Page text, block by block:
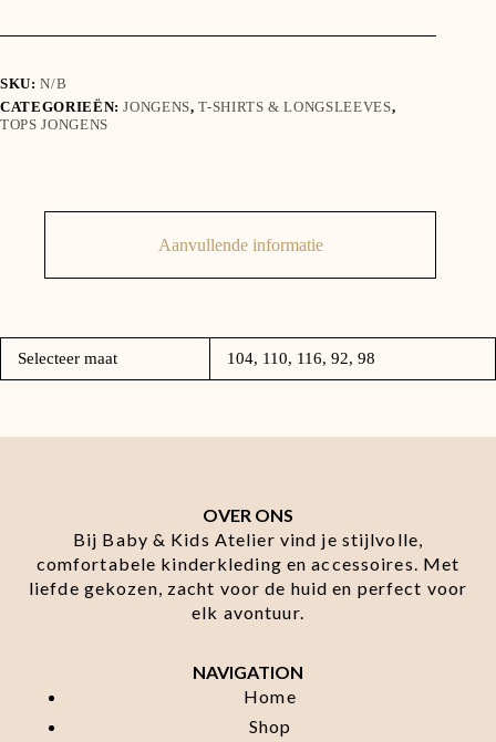
SKU:N/B
CATEGORIEËN:JONGENS,T-SHIRTS & LONGSLEEVES,
TOPS JONGENS
Aanvullende informatie
Selecteer maat 104, 110, 116, 92, 98
OVER ONS
Bij Baby & Kids Atelier vind je stijlvolle,
comfortabele kinderkleding en accessoires. Met
liefde gekozen, zacht voor de huid en perfect voor
elk avontuur.
NAVIGATION
Home
Shop